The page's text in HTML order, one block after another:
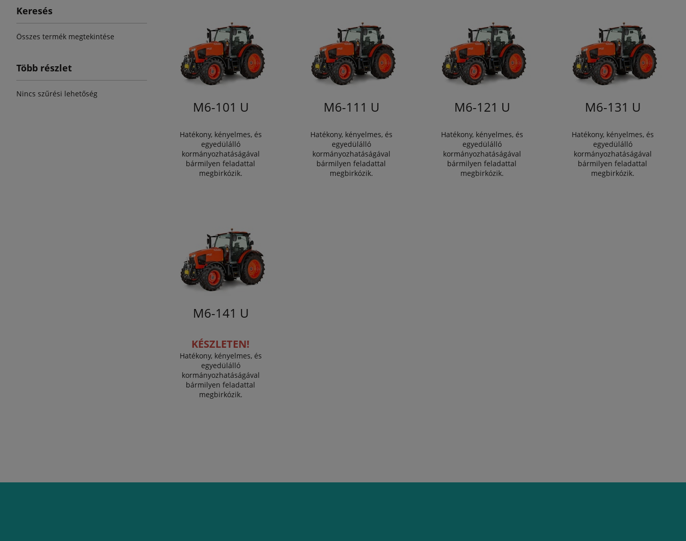
Keresés
Összes termék megtekintése
Több részlet
Nincs szűrési lehetőség
M6-101 U
Hatékony, kényelmes, és
egyedülálló
kormányozhatáságával
bármilyen feladattal
megbirkózik.
M6-111 U
Hatékony, kényelmes, és
egyedülálló
kormányozhatáságával
bármilyen feladattal
megbirkózik.
M6-121 U
Hatékony, kényelmes, és
egyedülálló
kormányozhatáságával
bármilyen feladattal
megbirkózik.
M6-131 U
Hatékony, kényelmes, és
egyedülálló
kormányozhatáságával
bármilyen feladattal
megbirkózik.
M6-141 U
KÉSZLETEN!
Hatékony, kényelmes, és
egyedülálló
kormányozhatáságával
bármilyen feladattal
megbirkózik.